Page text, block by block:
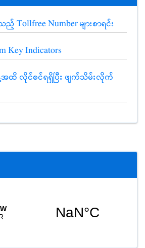
Number များစာရင်း
Key Indicators
အထိ လိုင်စင်ရရှိပြီး ဖျက်သိမ်းလိုက်